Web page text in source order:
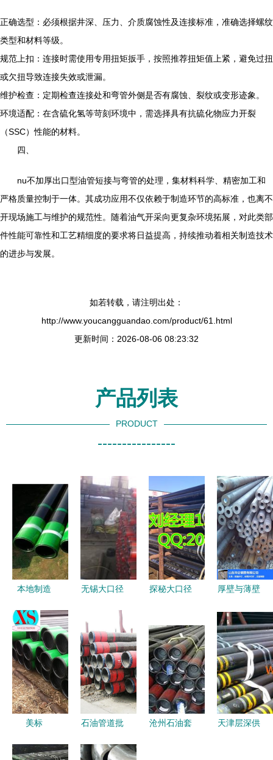
正确选型：必须根据井深、压力、介质腐蚀性及连接标准，准确选择螺纹
类型和材料等级。
规范上扣：连接时需使用专用扭矩扳手，按照推荐扭矩值上紧，避免过扭
或欠扭导致连接失效或泄漏。
维护检查：定期检查连接处和弯管外侧是否有腐蚀、裂纹或变形迹象。
环境适配：在含硫化氢等苛刻环境中，需选择具有抗硫化物应力开裂
（SSC）性能的材料。
四、
nu不加厚出口型油管短接与弯管的处理，集材料科学、精密加工和
严格质量控制于一体。其成功应用不仅依赖于制造环节的高标准，也离不
开现场施工与维护的规范性。随着油气开采向更复杂环境拓展，对此类部
件性能可靠性和工艺精细度的要求将日益提高，持续推动着相关制造技术
的进步与发展。
如若转载，请注明出处：
http://www.youcangguandao.com/product/61.html
更新时间：2026-08-06 08:23:32
产品列表
PRODUCT
----------------
本地制造
管 无缝钢
管的技术优
势与市场机
遇
无锡大口径
管市场探析
价格、加工
与厂家选择
指南
探秘大口径
管 优质厂
家如何保障
能源开采
厚壁与薄壁
应用与山东
华企的产业
地位
美标
石油管道批
沧州石油套
天津层深供